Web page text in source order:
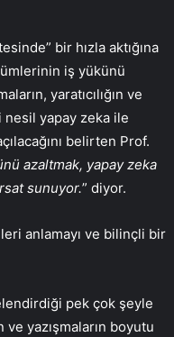
bir hızla aktığına
iş yükünü
yaratıcılığın ve
yapay zeka ile
belirten Prof.
azaltmak, yapay zeka
sunuyor.” diyor.
anlamayı ve bilinçli bir
pek çok şeyle
yazışmaların boyutu